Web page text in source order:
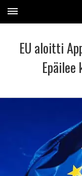
EU aloitti